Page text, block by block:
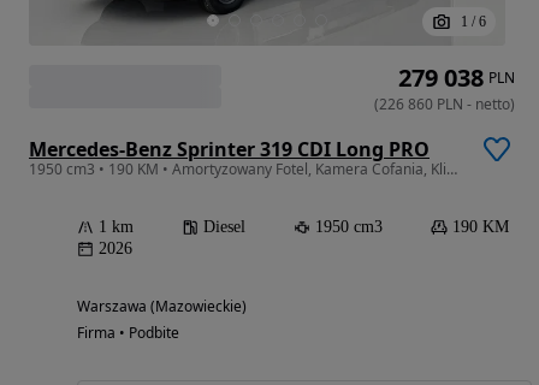
1 / 6
Mercedes-Benz Sprinter 319 CDI Long PRO
1950 cm3 • 190 KM • Amortyzowany Fotel, Kamera Cofania, Klimatyzacja - Od ręki !
1 km Diesel 1950 cm3
190 KM
2026
Warszawa (Mazowieckie)
Firma • Podbite
279 038 PLN
(226 860 PLN - netto)